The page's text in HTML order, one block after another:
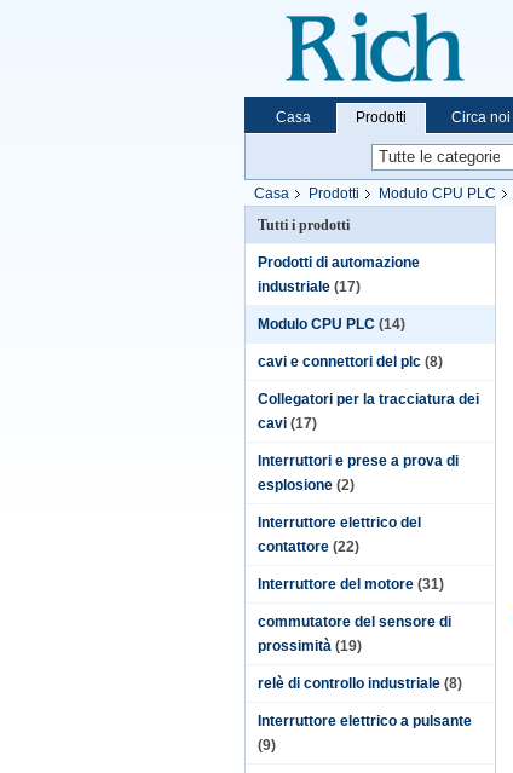
Casa Prodotti Circa noi
Casa Prodotti Modulo CPU PLC
Tutti i prodotti
Prodotti di automazione
industriale (17)
Modulo CPU PLC (14)
cavi e connettori del plc (8)
Collegatori per la tracciatura dei
cavi (17)
Interruttori e prese a prova di
esplosione (2)
Interruttore elettrico del
contattore (22)
Interruttore del motore (31)
commutatore del sensore di
prossimità (19)
relè di controllo industriale (8)
Interruttore elettrico a pulsante
(9)